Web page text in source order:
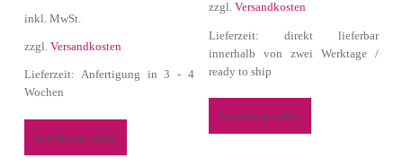
inkl. MwSt.
zzgl. Versandkosten
Lieferzeit: Anfertigung in 3 - 4
Wochen
Ausführung wählen
zzgl. Versandkosten
Lieferzeit: direkt lieferbar
innerhalb von zwei Werktage /
ready to ship
Ausführung wählen